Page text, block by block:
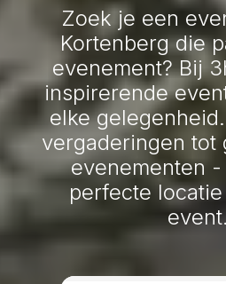
Zoek je een
Kortenberg die
evenement? Bij
inspirerende
elke
vergaderingen tot
evenementen
perfecte